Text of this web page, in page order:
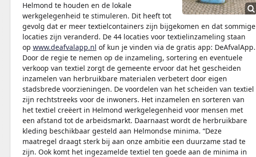
Helmond te houden en de lokale
werkgelegenheid te stimuleren. Dit heeft tot
gevolg dat er meer textielcontainers zijn bijgekomen en dat sommige
locaties zijn veranderd. De 44 locaties voor textielinzameling staan
op www.deafvalapp.nl of kun je vinden via de gratis app: DeAfvalApp.
Door de regie te nemen op de inzameling, sortering en eventuele
verkoop van textiel zorgt de gemeente ervoor dat het gescheiden
inzamelen van herbruikbare materialen verbetert door eigen
stadsbrede voorzieningen. De voordelen van het scheiden van textiel
zijn rechtstreeks voor de inwoners. Het inzamelen en sorteren van
het textiel creëert in Helmond werkgelegenheid voor mensen met
een afstand tot de arbeidsmarkt. Daarnaast wordt de herbruikbare
kleding beschikbaar gesteld aan Helmondse minima. “Deze
maatregel draagt sterk bij aan onze ambitie een duurzame stad te
zijn. Ook komt het ingezamelde textiel ten goede aan de minima in